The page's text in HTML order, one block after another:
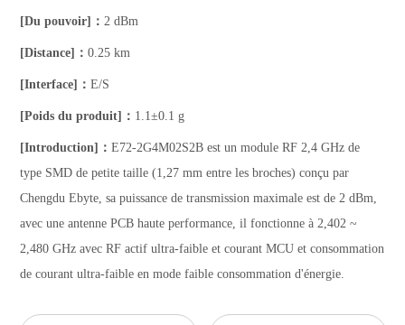
[Du pouvoir]：2 dBm
[Distance]：0.25 km
[Interface]：E/S
[Poids du produit]： 1.1±0.1 g
[Introduction]：E72-2G4M02S2B est un module RF 2,4 GHz de
type SMD de petite taille (1,27 mm entre les broches) conçu par
Chengdu Ebyte, sa puissance de transmission maximale est de 2 dBm,
avec une antenne PCB haute performance, il fonctionne à 2,402 ~
2,480 GHz avec RF actif ultra-faible et courant MCU et consommation
de courant ultra-faible en mode faible consommation d'énergie.